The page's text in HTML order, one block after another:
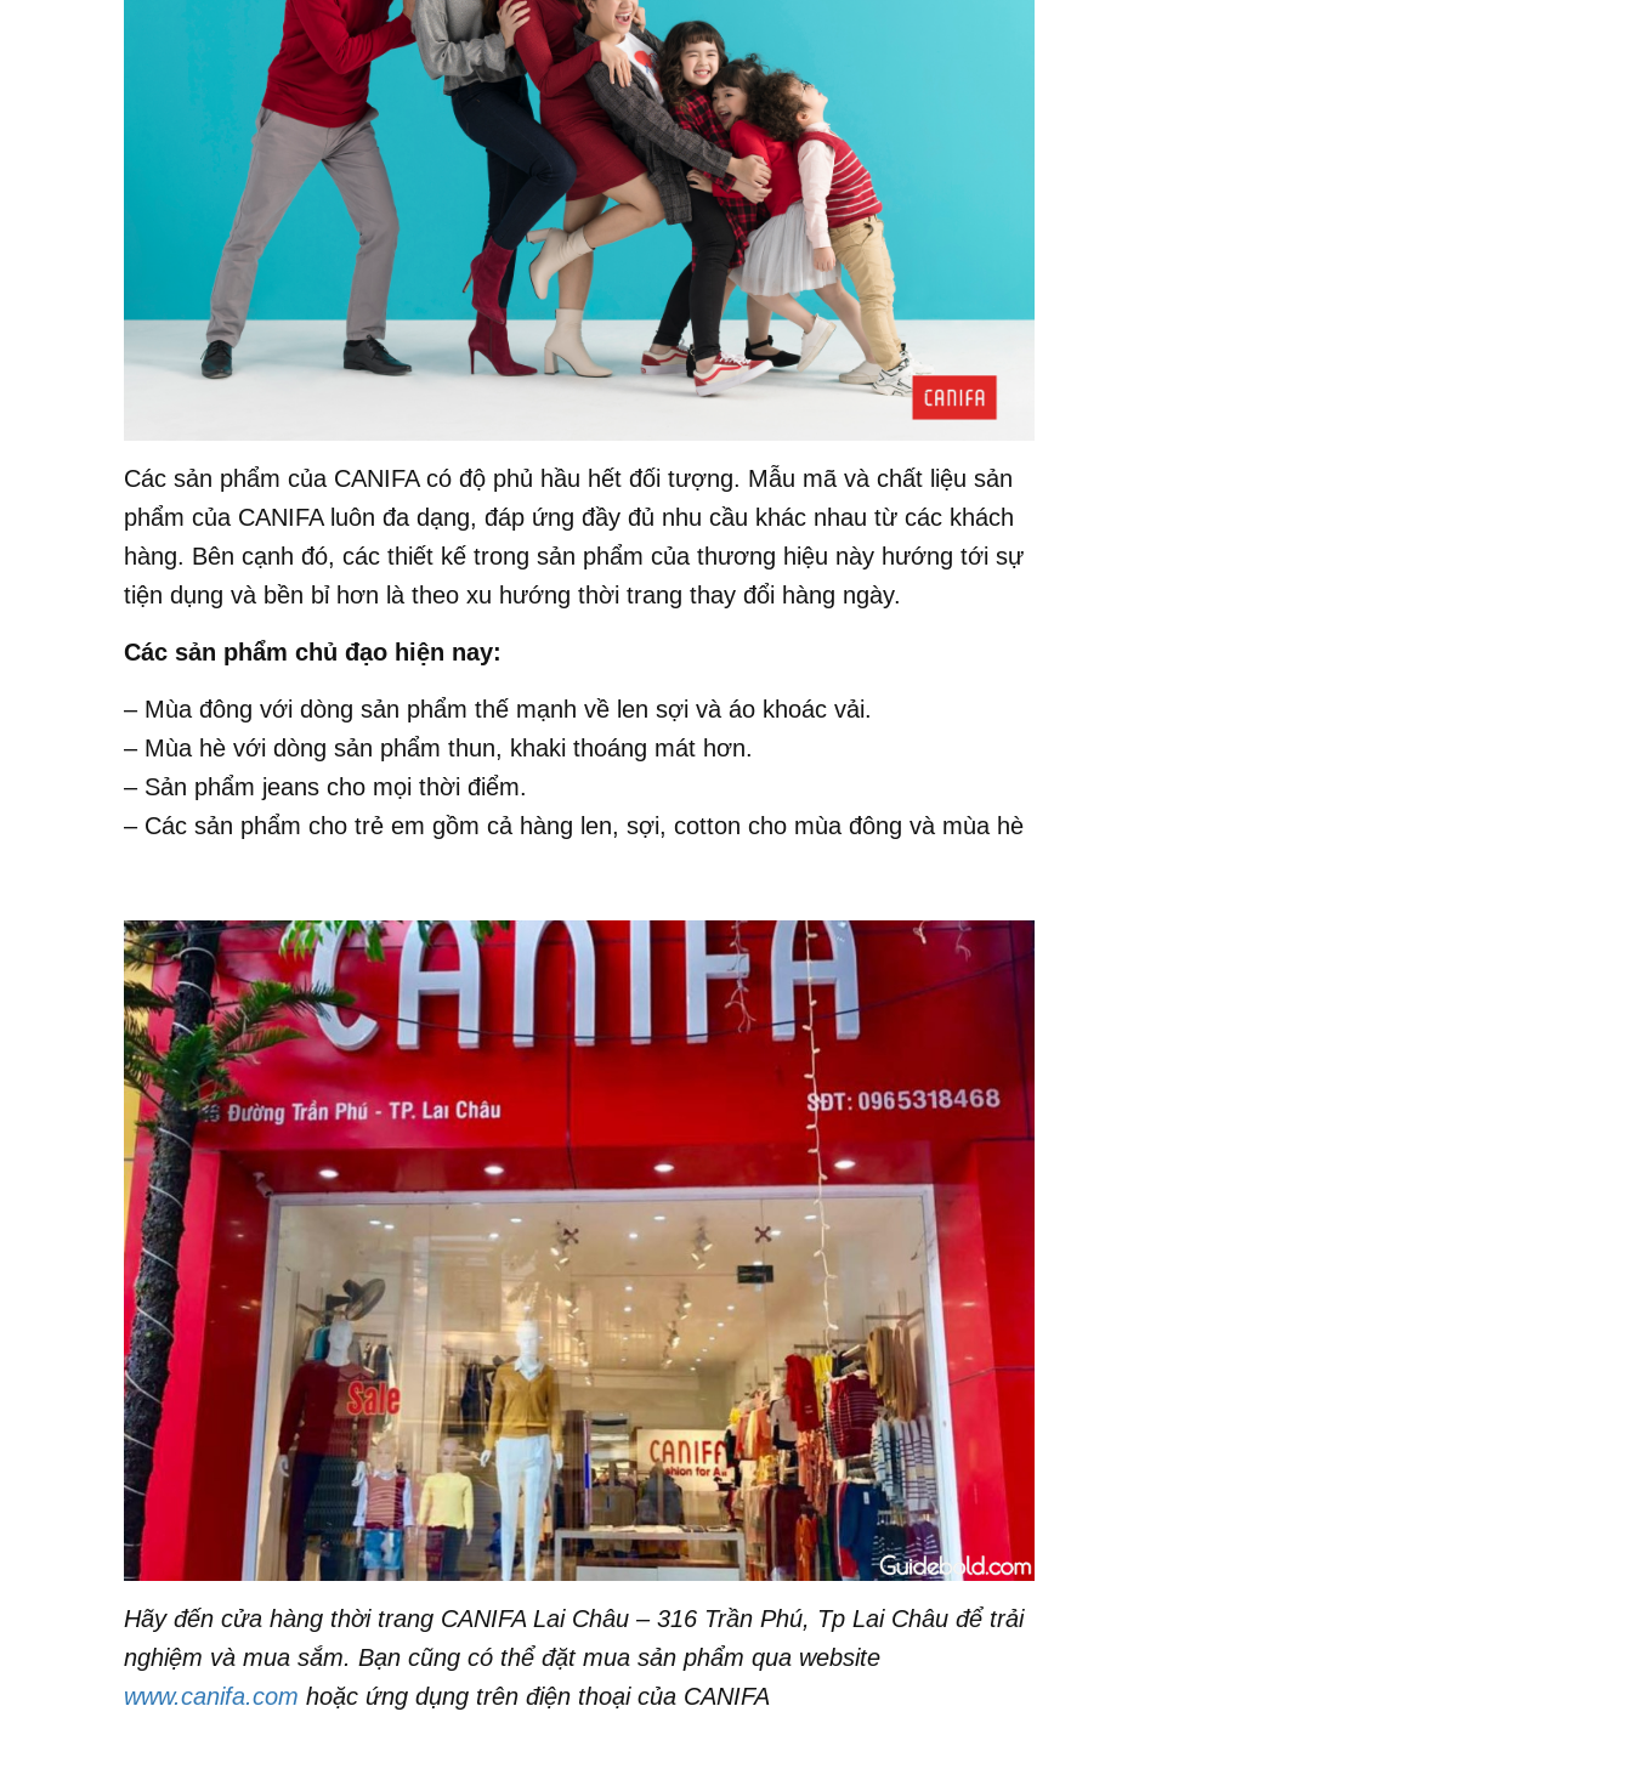
Các sản phẩm của CANIFA có độ phủ hầu hết đối tượng. Mẫu mã và chất liệu sản
phẩm của CANIFA luôn đa dạng, đáp ứng đầy đủ nhu cầu khác nhau từ các khách
hàng. Bên cạnh đó, các thiết kế trong sản phẩm của thương hiệu này hướng tới sự
tiện dụng và bền bỉ hơn là theo xu hướng thời trang thay đổi hàng ngày.
Các sản phẩm chủ đạo hiện nay:
– Mùa đông với dòng sản phẩm thế mạnh về len sợi và áo khoác vải.
– Mùa hè với dòng sản phẩm thun, khaki thoáng mát hơn.
– Sản phẩm jeans cho mọi thời điểm.
– Các sản phẩm cho trẻ em gồm cả hàng len, sợi, cotton cho mùa đông và mùa hè
Hãy đến cửa hàng thời trang CANIFA Lai Châu – 316 Trần Phú, Tp Lai Châu để trải
nghiệm và mua sắm. Bạn cũng có thể đặt mua sản phẩm qua website
www.canifa.com hoặc ứng dụng trên điện thoại của CANIFA